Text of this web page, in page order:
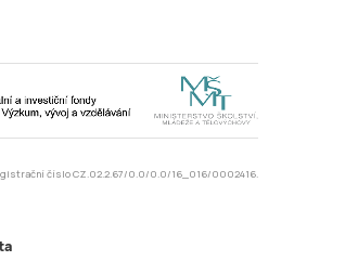
číslo CZ.02.2.67/0.0/0.0/16_016/0002416.